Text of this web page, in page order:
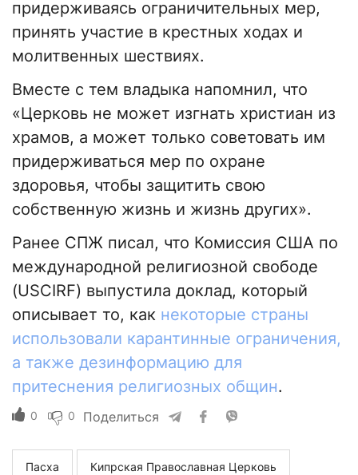
придерживаясь ограничительных мер,
принять участие в крестных ходах и
молитвенных шествиях.
Вместе с тем владыка напомнил, что
«Церковь не может изгнать христиан из
храмов, а может только советовать им
придерживаться мер по охране
здоровья, чтобы защитить свою
собственную жизнь и жизнь других».
Ранее СПЖ писал, что Комиссия США по
международной религиозной свободе
(USCIRF) выпустила доклад, который
описывает то, как некоторые страны
использовали карантинные ограничения,
а также дезинформацию для
притеснения религиозных общин.
0 0 Поделиться
Пасха Кипрская Православная Церковь